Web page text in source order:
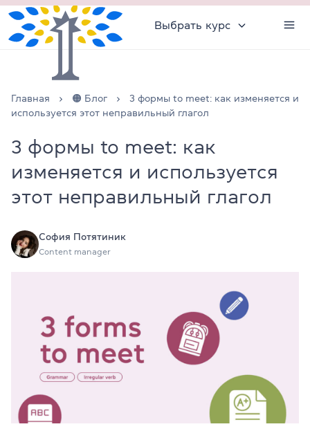
Выбрать курс
Главная 🟠 Блог
3 формы to meet: как изменяется и
используется этот неправильный глагол
3 формы to meet: как
изменяется и используется
этот неправильный глагол
София Потятиник
Content manager